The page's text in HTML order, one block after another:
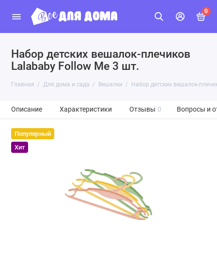
0
Набор детских вешалок-плечиков
Lalababy Follow Me 3 шт.
Главная Для дома и сада Вешалки Набор детских вешалок-
Описание Характеристики Отзывы 0 Вопросы и
Популярный
Хит